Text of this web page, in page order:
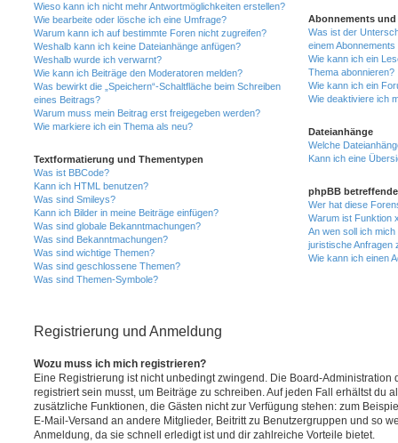
Wieso kann ich nicht mehr Antwortmöglichkeiten erstellen?
Wie bearbeite oder lösche ich eine Umfrage?
Warum kann ich auf bestimmte Foren nicht zugreifen?
Weshalb kann ich keine Dateianhänge anfügen?
Weshalb wurde ich verwarnt?
Wie kann ich Beiträge den Moderatoren melden?
Was bewirkt die „Speichern“-Schaltfläche beim Schreiben
eines Beitrags?
Warum muss mein Beitrag erst freigegeben werden?
Wie markiere ich ein Thema als neu?
Textformatierung und Thementypen
Was ist BBCode?
Kann ich HTML benutzen?
Was sind Smileys?
Kann ich Bilder in meine Beiträge einfügen?
Was sind globale Bekanntmachungen?
Was sind Bekanntmachungen?
Was sind wichtige Themen?
Was sind geschlossene Themen?
Was sind Themen-Symbole?
Abonnements und
Was ist der
einem
Wie kann ich ein
Thema abonnieren?
Wie kann ich ein
Wie deaktiviere ich
Dateianhänge
Welche
Kann ich eine
phpBB
Wer hat diese
Warum ist Funktion
An wen soll ich
juristische Anfragen
Wie kann ich einen
Registrierung und Anmeldung
Wozu muss ich mich registrieren?
Eine Registrierung ist nicht unbedingt zwingend. Die Board-Administration
registriert sein musst, um Beiträge zu schreiben. Auf jeden Fall erhältst du
zusätzliche Funktionen, die Gästen nicht zur Verfügung stehen: zum
E-Mail-Versand an andere Mitglieder, Beitritt zu Benutzergruppen und so
Anmeldung, da sie schnell erledigt ist und dir zahlreiche Vorteile bietet.